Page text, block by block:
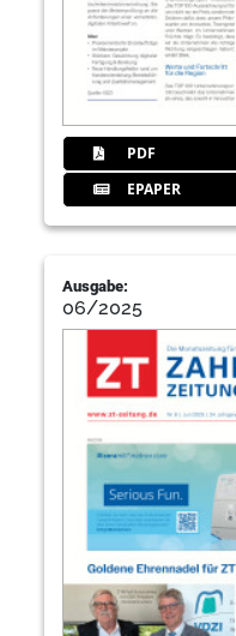
PDF
EPAPER
Ausgabe:
06/2025